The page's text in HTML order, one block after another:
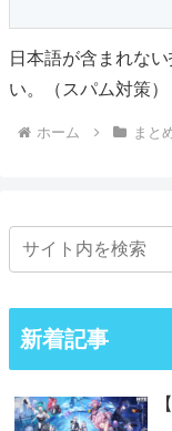
日本語が含まれな
い。（スパム対策）
ホーム まと
新着記事